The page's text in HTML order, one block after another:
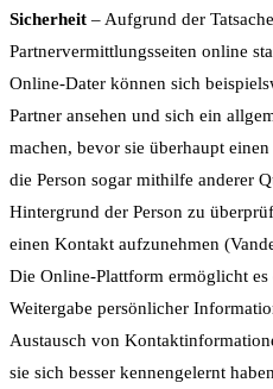
Sicherheit – Aufgrund der
Partnervermittlungsseiten online
Online-Dater können sich
Partner ansehen und sich ein
machen, bevor sie überhaupt
die Person sogar mithilfe anderer
Hintergrund der Person zu
einen Kontakt aufzunehmen
Die Online-Plattform ermöglicht es
Weitergabe persönlicher
Austausch von
sie sich besser kennengelernt